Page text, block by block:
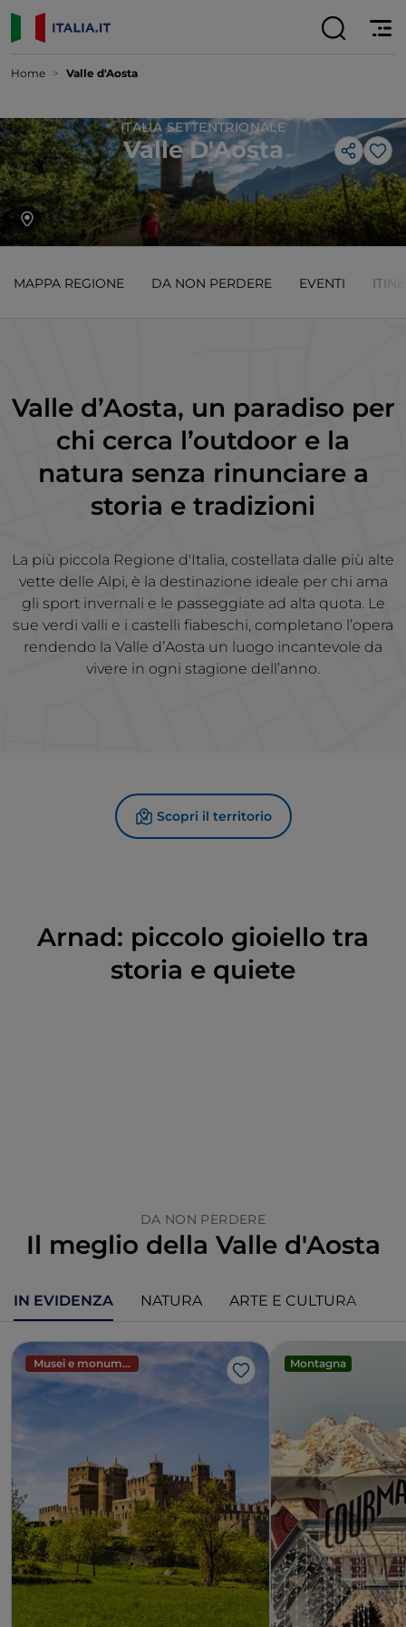
Home Valle d'Aosta
Like
ITALIA SETTENTRIONALE
Valle D'Aosta
MAPPA REGIONE DA NON PERDERE EVENTI
Valle d’Aosta, un paradiso per
chi cerca l’outdoor e la
natura senza rinunciare a
storia e tradizioni
La più piccola Regione d'Italia, costellata dalle più alte
vette delle Alpi, è la destinazione ideale per chi ama
gli sport invernali e le passeggiate ad alta quota. Le
sue verdi valli e i castelli fiabeschi, completano l’opera
rendendo la Valle d’Aosta un luogo incantevole da
vivere in ogni stagione dell’anno.
Scopri il territorio
Arnad: piccolo gioiello tra
storia e quiete
DA NON PERDERE
Il meglio della Valle d'Aosta
IN EVIDENZA NATURA ARTE E CULTURA
Musei e monumenti
Like
Montagna